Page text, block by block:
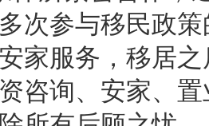
次参与移民政
家服务，移居
咨询、安家、